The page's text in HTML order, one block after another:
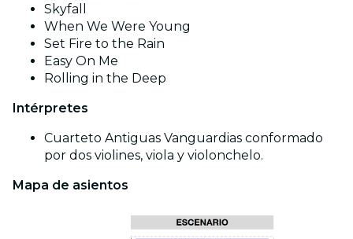
Skyfall
When We Were Young
Set Fire to the Rain
Easy On Me
Rolling in the Deep
Intérpretes
Cuarteto Antiguas Vanguardias conformado
por dos violines, viola y violonchelo.
Mapa de asientos